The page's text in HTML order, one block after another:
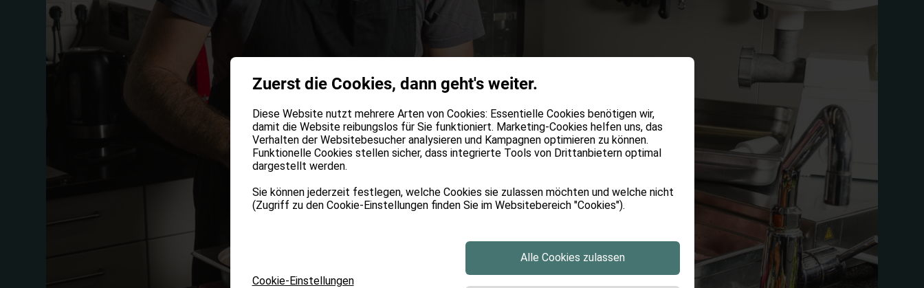
Zuerst die Cookies, dann geht's weiter.
Diese Website nutzt mehrere Arten von Cookies: Essentielle Cookies benötigen wir,
damit die Website reibungslos für Sie funktioniert. Marketing-Cookies helfen uns, das
Verhalten der Websitebesucher analysieren und Kampagnen optimieren zu können.
Funktionelle Cookies stellen sicher, dass integrierte Tools von Drittanbietern optimal
dargestellt werden.
Sie können jederzeit festlegen, welche Cookies sie zulassen möchten und welche nicht
(Zugriff zu den Cookie-Einstellungen finden Sie im Websitebereich "Cookies").
Cookie-Einstellungen
Alle Cookies zulassen